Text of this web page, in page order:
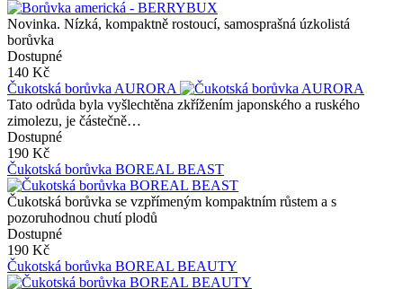
Novinka. Nízká, kompaktně rostoucí, samosprašná úzkolistá
borůvka
Dostupné
140 Kč
Čukotská borůvka AURORA
Tato odrůda byla vyšlechtěna zkřížením japonského a ruského
zimolezu, je částečně…
Dostupné
190 Kč
Čukotská borůvka BOREAL BEAST
Čukotská borůvka se vzpřímeným kompaktním růstem a s
pozoruhodnou chutí plodů
Dostupné
190 Kč
Čukotská borůvka BOREAL BEAUTY